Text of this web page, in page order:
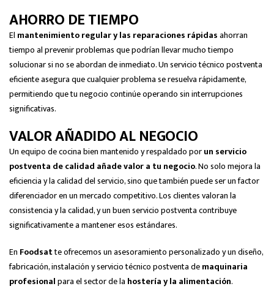
AHORRO DE TIEMPO
El mantenimiento regular y las reparaciones rápidasahorran
tiempo al prevenir problemas que podrían llevar mucho tiempo
solucionar si no se abordan de inmediato. Un servicio técnico postventa
eficiente asegura que cualquier problema se resuelva rápidamente,
permitiendo que tu negocio continúe operando sin interrupciones
significativas.
VALOR AÑADIDO AL NEGOCIO
Un equipo de cocina bien mantenido y respaldado porun servicio
postventa de calidad añade valor a tu negocio. No solo mejora la
eficiencia y la calidad del servicio, sino que también puede ser un factor
diferenciador en un mercado competitivo. Los clientes valoran la
consistencia y la calidad, y un buen servicio postventa contribuye
significativamente a mantener esos estándares.
En Foodsatte ofrecemos un asesoramiento personalizado y un diseño,
fabricación, instalación y servicio técnico postventa demaquinaria
profesionalpara el sector de la hostería y la alimentación.